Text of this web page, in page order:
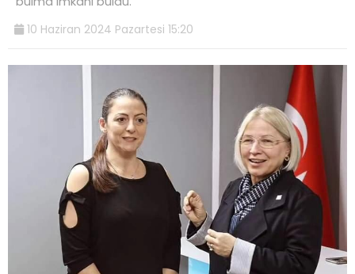
10 Haziran 2024 Pazartesi 15:20